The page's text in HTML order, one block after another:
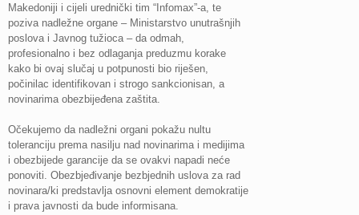
Makedoniji i cijeli urednički tim “Infomax”-a, te
poziva nadležne organe – Ministarstvo unutrašnjih
poslova i Javnog tužioca – da odmah,
profesionalno i bez odlaganja preduzmu korake
kako bi ovaj slučaj u potpunosti bio riješen,
počinilac identifikovan i strogo sankcionisan, a
novinarima obezbijeđena zaštita.
Očekujemo da nadležni organi pokažu nultu
toleranciju prema nasilju nad novinarima i medijima
i obezbijede garancije da se ovakvi napadi neće
ponoviti. Obezbjeđivanje bezbjednih uslova za rad
novinara/ki predstavlja osnovni element demokratije
i prava javnosti da bude informisana.